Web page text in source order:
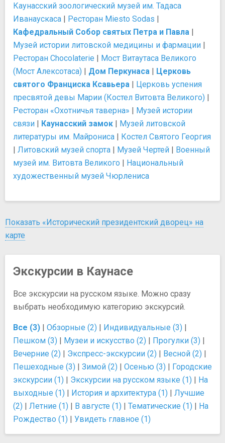
Каунасский зоологический музей им. Тадаса
Иванаускаса | Ресторан Miesto Sodas |
Кафедральный Собор святых Петра и Павла |
Музей истории литовской медицины и фармации |
Ресторан Chocolaterie | Мост Витаутаса Великого
(Мост Алексотаса) | Дом Перкунаса | Церковь
святого Франциска Ксавьера | Церковь успения
пресвятой девы Марии (Костел Витовта Великого) |
Ресторан «Охотничья таверна» | Музей истории
связи | Каунасский замок | Музей литовской
литературы им. Майрониса | Костел Святого Георгия
| Литовский музей спорта | Музей Чертей | Военный
музей им. Витовта Великого | Национальный
художественный музей Чюрлениса
Показать «Исторический президентский дворец» на
карте
Экскурсии в Каунасе
Все экскурсии на русском языке. Можно сразу
выбрать необходимую категорию экскурсий.
Все (3) | Обзорные (2) | Индивидуальные (3) |
Пешком (3) | Музеи и искусство (2) | Прогулки (3) |
Вечерние (2) | Экспресс-экскурсии (2) | Весной (2) |
Пешеходные (3) | Зимой (2) | Осенью (3) | Городские
экскурсии (1) | Экскурсии на русском языке (1) | На
выходные (1) | История и архитектура (1) | Лучшие
(2) | Летние (1) | В августе (1) | Тематические (1) | На
Рождество (1) | Увидеть главное (1)